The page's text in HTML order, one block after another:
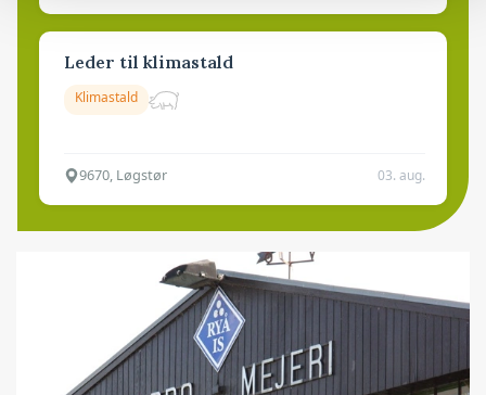
Leder til klimastald
Klimastald
9670, Løgstør 03. aug.